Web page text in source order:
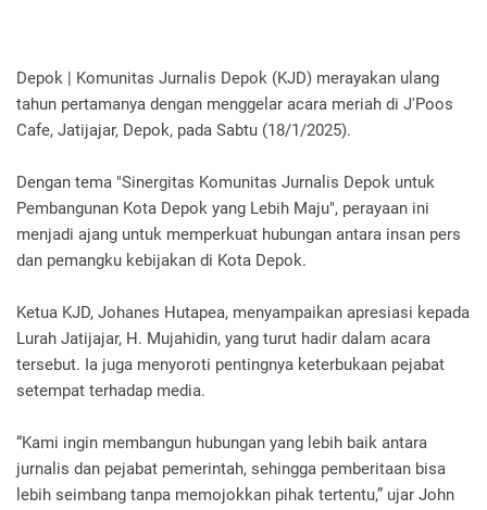
Depok | Komunitas Jurnalis Depok (KJD) merayakan ulang
tahun pertamanya dengan menggelar acara meriah di J'Poos
Cafe, Jatijajar, Depok, pada Sabtu (18/1/2025).
Dengan tema "Sinergitas Komunitas Jurnalis Depok untuk
Pembangunan Kota Depok yang Lebih Maju", perayaan ini
menjadi ajang untuk memperkuat hubungan antara insan pers
dan pemangku kebijakan di Kota Depok.
Ketua KJD, Johanes Hutapea, menyampaikan apresiasi kepada
Lurah Jatijajar, H. Mujahidin, yang turut hadir dalam acara
tersebut. Ia juga menyoroti pentingnya keterbukaan pejabat
setempat terhadap media.
“Kami ingin membangun hubungan yang lebih baik antara
jurnalis dan pejabat pemerintah, sehingga pemberitaan bisa
lebih seimbang tanpa memojokkan pihak tertentu,” ujar John